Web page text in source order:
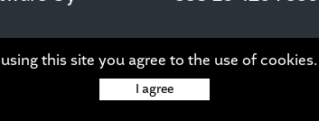
this site you agree to the use of cookies.
I agree
protected by reCAPTCHA and the Google